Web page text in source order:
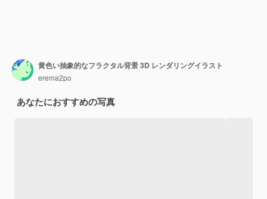
黄色い抽象的なフラクタル背景 3D レンダリングイラスト
erema2po
あなたにおすすめの写真